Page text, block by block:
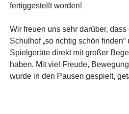
fertiggestellt worden!
Wir freuen uns sehr darüber,
Schulhof „so richtig schön finden“
Spielgeräte direkt mit großer
haben. Mit viel Freude,
wurde in den Pausen gespielt,